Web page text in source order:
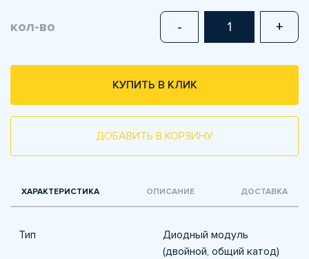
кол-во - +
КУПИТЬ В КЛИК
ДОБАВИТЬ В КОРЗИНУ
ХАРАКТЕРИСТИКА ОПИСАНИЕ ДОСТАВКА
Тип
Диодный модуль
(двойной, общий катод)